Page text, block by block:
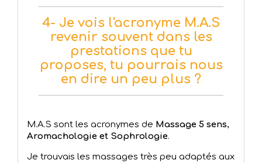
4- Je vois l'acronyme M.A.S
revenir souvent dans les
prestations que tu
proposes, tu pourrais nous
en dire un peu plus ?
M.A.S sont les acronymes de Massage 5 sens,
Aromachologie et Sophrologie.
Je trouvais les massages très peu adaptés aux